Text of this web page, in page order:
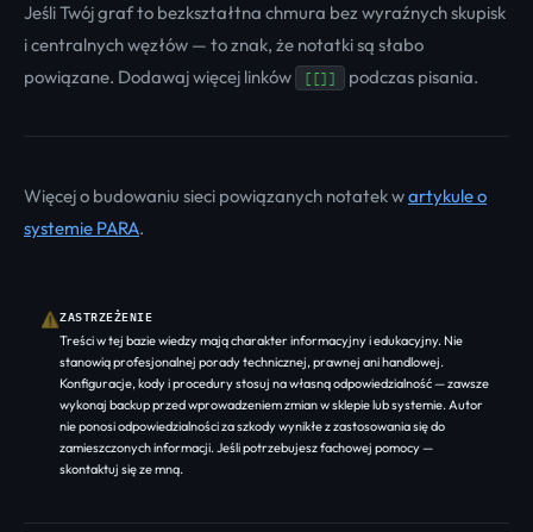
Jeśli Twój graf to bezkształtna chmura bez wyraźnych skupisk
i centralnych węzłów — to znak, że notatki są słabo
powiązane. Dodawaj więcej linków
[[]] podczas pisania.
Więcej o budowaniu sieci powiązanych notatek wartykule o
systemie PARA.
⚠ZASTRZEŻENIE
Treści w tej bazie wiedzy mają charakter informacyjny i edukacyjny. Nie
stanowią profesjonalnej porady technicznej, prawnej ani handlowej.
Konfiguracje, kody i procedury stosuj na własną odpowiedzialność — zawsze
wykonaj backup przed wprowadzeniem zmian w sklepie lub systemie. Autor
nie ponosi odpowiedzialności za szkody wynikłe z zastosowania się do
zamieszczonych informacji. Jeśli potrzebujesz fachowej pomocy —
skontaktuj się ze mną.